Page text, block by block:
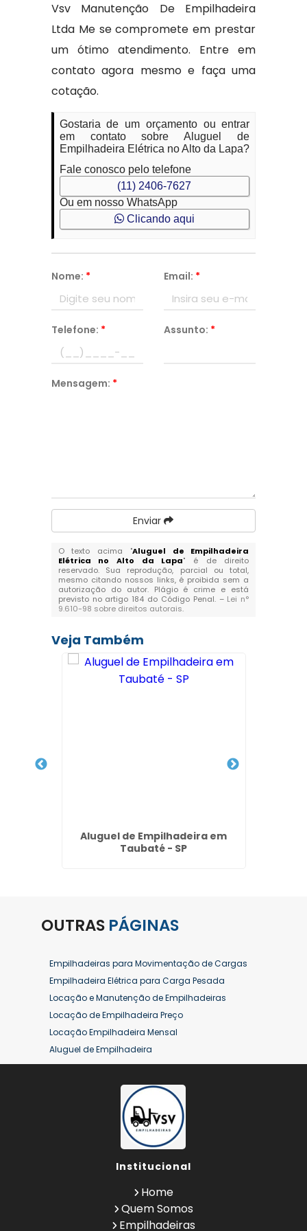
Vsv Manutenção De Empilhadeira
Ltda Me se compromete em prestar
um ótimo atendimento. Entre em
contato agora mesmo e faça uma
cotação.
Gostaria de um orçamento ou entrar
em contato sobre Aluguel de
Empilhadeira Elétrica no Alto da Lapa?
Fale conosco pelo telefone
(11) 2406-7627
Ou em nosso WhatsApp
Clicando aqui
Nome: * Email: *
Telefone: * Assunto: *
Mensagem: *
Enviar
O texto acima "Aluguel de Empilhadeira
Elétrica no Alto da Lapa" é de direito
reservado. Sua reprodução, parcial ou total,
mesmo citando nossos links, é proibida sem a
autorização do autor. Plágio é crime e está
previsto no artigo 184 do Código Penal. – Lei n°
9.610-98 sobre direitos autorais.
Veja Também
Aluguel de Empilhadeira em
Taubaté - SP
OUTRAS PÁGINAS
Empilhadeiras para Movimentação de Cargas
Empilhadeira Elétrica para Carga Pesada
Locação e Manutenção de Empilhadeiras
Locação de Empilhadeira Preço
Locação Empilhadeira Mensal
Aluguel de Empilhadeira
Aluguel de Empilhadeira a Combustão
Aluguel de Empilhadeira Diária Valor
Aluguel de Empilhadeira Elétrica
Aluguel de Empilhadeira Elétrica Preço
Aluguel de Empilhadeira Mensal
Aluguel de Empilhadeira Preço
Aluguel de Empilhadeira Valor
Aluguel de Empilhadeiras Eletricas
Conserto de Empilhadeira
Contrato de Locação de Empilhadeira
Institucional
Home
Quem Somos
Empilhadeiras